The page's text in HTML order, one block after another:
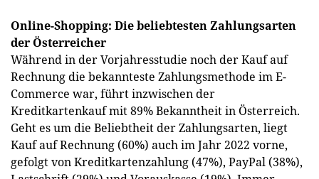
Online-Shopping: Die beliebtesten Zahlungsarten
der Österreicher
Während in der Vorjahresstudie noch der Kauf auf
Rechnung die bekannteste Zahlungsmethode im E-
Commerce war, führt inzwischen der
Kreditkartenkauf mit 89% Bekanntheit in Österreich.
Geht es um die Beliebtheit der Zahlungsarten, liegt
Kauf auf Rechnung (60%) auch im Jahr 2022 vorne,
gefolgt von Kreditkartenzahlung (47%), PayPal (38%),